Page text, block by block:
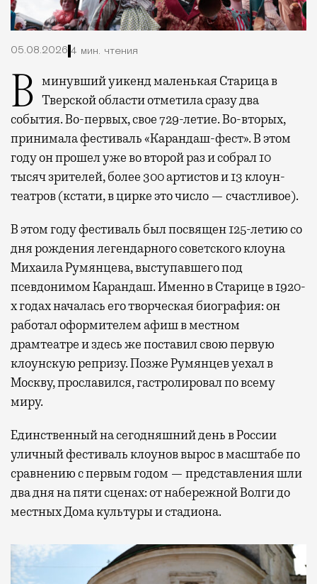
05.08.2026 4 мин. чтения
В минувший уикенд маленькая Старица в Тверской области отметила сразу два
события. Во-первых, свое 729-летие. Во-вторых,
принимала фестиваль «Карандаш-фест». В этом
году он прошел уже во второй раз и собрал 10
тысяч зрителей, более 300 артистов и 13 клоун-
театров (кстати, в цирке это число — счастливое).
В этом году фестиваль был посвящен 125-летию со
дня рождения легендарного советского клоуна
Михаила Румянцева, выступавшего под
псевдонимом Карандаш. Именно в Старице в 1920-
х годах началась его творческая биография: он
работал оформителем афиш в местном
драмтеатре и здесь же поставил свою первую
клоунскую репризу. Позже Румянцев уехал в
Москву, прославился, гастролировал по всему
миру.
Единственный на сегодняшний день в России
уличный фестиваль клоунов вырос в масштабе по
сравнению с первым годом — представления шли
два дня на пяти сценах: от набережной Волги до
местных Дома культуры и стадиона.